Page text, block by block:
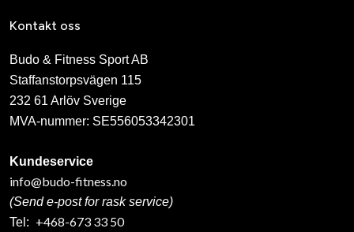
Kontakt oss
Budo & Fitness Sport AB
Staffanstorpsvägen 115
232 61 Arlöv Sverige
MVA-nummer: SE556053342301
Kundeservice
info@budo-fitness.no
(Send e-post for rask service)
Tel: +468-673 33 50